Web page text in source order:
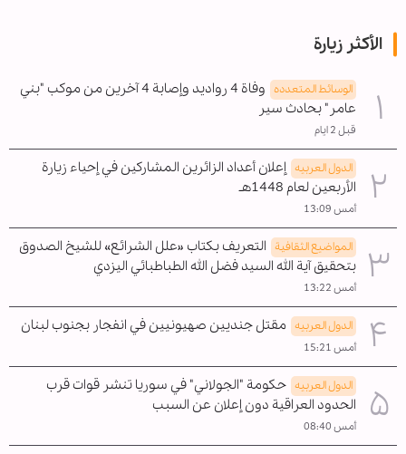
الأكثر زيارة
الوسائط المتعدده
وفاة 4 رواديد وإصابة 4 آخرين من موكب "بني
عامر" بحادث سير
قبل 2 ايام
الدول العربیه إعلان أعداد الزائرين المشاركين في إحياء زيارة
الأربعين لعام 1448هـ
أمس 13:09
المواضیع الثقافية التعريف بكتاب «علل الشرائع» للشيخ الصدوق
بتحقيق آية الله السيد فضل الله الطباطبائي اليزدي
أمس 13:22
الدول العربیه مقتل جنديين صهيونيين في انفجار بجنوب لبنان
أمس 15:21
الدول العربیه حكومة "الجولاني" في سوريا تنشر قوات قرب
الحدود العراقية دون إعلان عن السبب
أمس 08:40